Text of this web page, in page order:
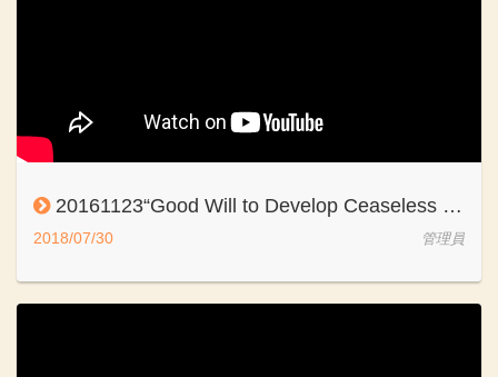
20161123“Good Will to Develop Ceaseless Love” - the Micro Film from Taiwan Rotary Charity Net
2018/07/30 管理員